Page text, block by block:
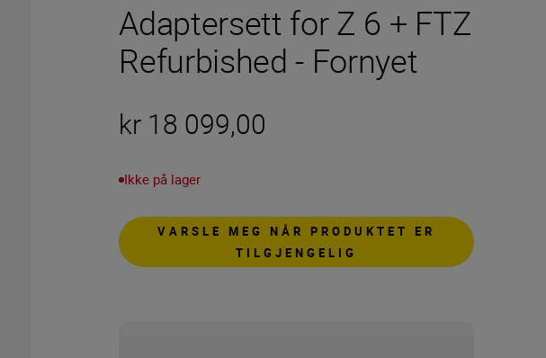
Adaptersett for Z 6 + FTZ
Refurbished - Fornyet
kr 18 099,00
Ikke på lager
VARSLE MEG NÅR PRODUKTET ER
TILGJENGELIG